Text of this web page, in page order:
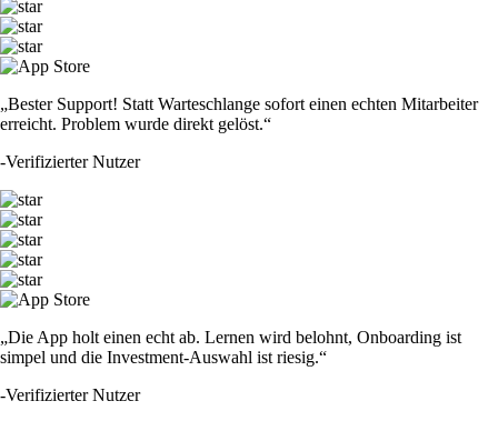
„Bester Support! Statt Warteschlange sofort einen echten Mitarbeiter
erreicht. Problem wurde direkt gelöst.“
-Verifizierter Nutzer
„Die App holt einen echt ab. Lernen wird belohnt, Onboarding ist
simpel und die Investment-Auswahl ist riesig.“
-Verifizierter Nutzer